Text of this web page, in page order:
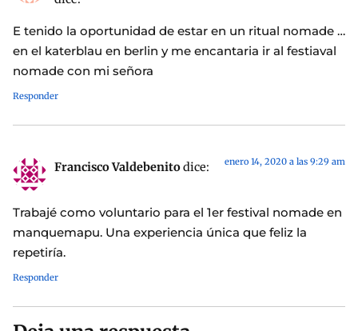
E tenido la oportunidad de estar en un ritual nomade …
en el katerblau en berlin y me encantaria ir al festiaval
nomade con mi señora
Responder
Francisco Valdebenitodice: enero 14, 2020 a las 9:29 am
Trabajé como voluntario para el 1er festival nomade en
manquemapu. Una experiencia única que feliz la
repetiría.
Responder